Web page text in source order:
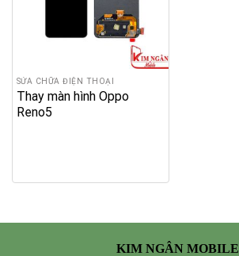
SỬA CHỮA ĐIỆN THOẠI
Thay màn hình Oppo
Reno5
KIM NGÂN MOBILE